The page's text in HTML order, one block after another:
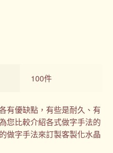
100件
有優缺點，有些是耐久、有
您比較介紹各式做字手法的
做字手法來訂製客製化水晶